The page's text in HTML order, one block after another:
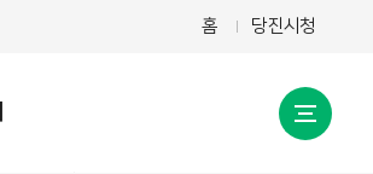
홈 당진시청